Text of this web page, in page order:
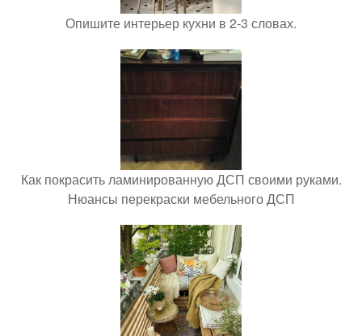
Опишите интерьер кухни в 2-3 словах.
Как покрасить ламинированную ДСП своими руками.
Нюансы перекраски мебельного ДСП